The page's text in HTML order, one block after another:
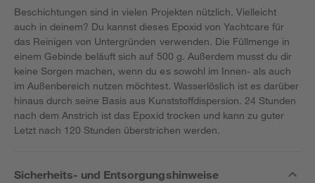
Beschichtungen sind in vielen Projekten nützlich. Vielleicht
auch in deinem? Du kannst dieses Epoxid von Yachtcare für
das Reinigen von Untergründen verwenden. Die Füllmenge in
einem Gebinde beläuft sich auf 500 g. Außerdem musst du dir
keine Sorgen machen, wenn du es sowohl im Innen- als auch
im Außenbereich nutzen möchtest. Wasserlöslich ist es darüber
hinaus durch seine Basis aus Kunststoffdispersion. 24 Stunden
nach dem Anstrich ist das Epoxid trocken und kann zu guter
Letzt nach 120 Stunden überstrichen werden.
Sicherheits- und Entsorgungshinweise